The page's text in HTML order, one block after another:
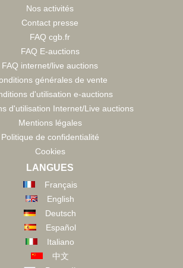
Nos activités
Contact presse
FAQ cgb.fr
FAQ E-auctions
FAQ internet/live auctions
générales de vente
d'utilisation e-auctions
d'utilisation Internet/Live auctions
Mentions légales
Politique de confidentialité
Cookies
LANGUES
Français
English
Deutsch
Español
Italiano
中文